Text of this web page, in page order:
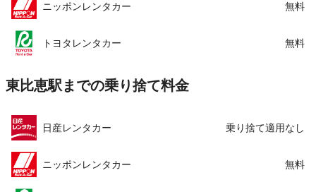
ニッポンレンタカー 無料
トヨタレンタカー 無料
東比恵駅までの乗り捨て料金
日産レンタカー 乗り捨て適用なし
ニッポンレンタカー 無料